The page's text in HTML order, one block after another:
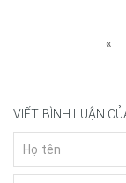
«
VIẾT BÌNH LUẬN